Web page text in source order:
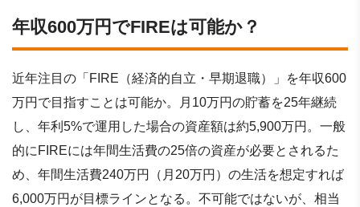
年収600万円でFIREは可能か？
近年注目の「FIRE（経済的自立・早期退職）」を年収600
万円で目指すことは可能か。月10万円の貯蓄を25年継続
し、年利5%で運用した場合の資産額は約5,900万円。一般
的にFIREには年間生活費の25倍の資産が必要とされるた
め、年間生活費240万円（月20万円）の生活を想定すれば
6,000万円が目標ラインとなる。不可能ではないが、相当